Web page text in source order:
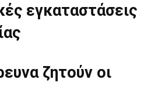
εγκαταστάσεις
ζητούν οι